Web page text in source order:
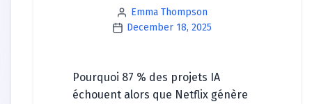
Emma Thompson
December 18, 2025
Pourquoi 87 % des projets IA
échouent alors que Netflix génère